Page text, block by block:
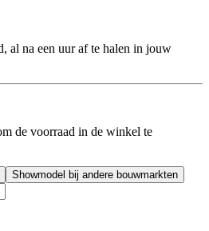
al na een uur af te halen in jouw
de voorraad in de winkel te
Showmodel bij andere bouwmarkten